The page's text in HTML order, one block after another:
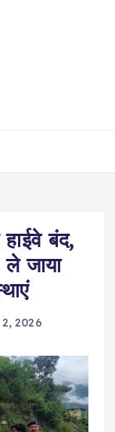
बंद,
जाया
2026